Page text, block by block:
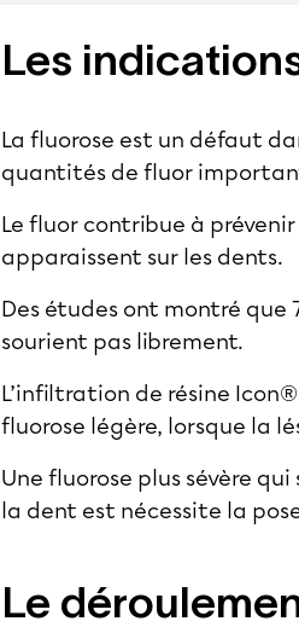
Les
La fluorose est un défaut
quantités de fluor
Le fluor contribue à
apparaissent sur les dents.
Des études ont montré que
sourient pas librement.
L’infiltration de résine
fluorose légère, lorsque la
Une fluorose plus sévère
la dent est nécessite la
Le